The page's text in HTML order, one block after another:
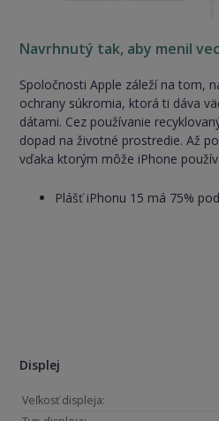
Displej
Veľkosť displeja:
Navrhnutý tak, aby menil
Spoločnosti Apple záleží na tom,
ochrany súkromia, ktorá ti dáva
dátami. Cez používanie
dopad na životné prostredie. Až
vďaka ktorým môže iPhone
Plášť iPhonu 15 má 75%